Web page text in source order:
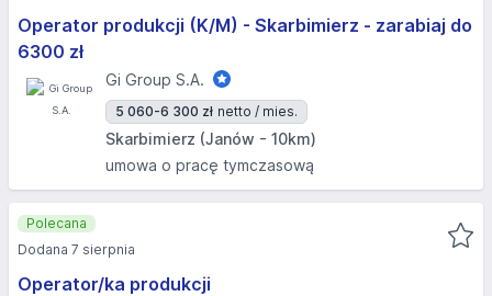
Operator produkcji (K/M) - Skarbimierz - zarabiaj do
6300 zł
Gi Group S.A.
5 060-6 300 zł netto / mies.
Skarbimierz (Janów - 10km)
umowa o pracę tymczasową
Operator/ka produkcji
Polecana
Dodana 7 sierpnia